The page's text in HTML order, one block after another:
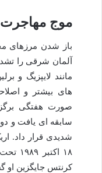
موج
باز شدن مرزهای
آلمان شرقی را
مانند لایپزیگ و
های بیشتر و
صورت هفتگی
سابقه ای یافت و
شدیدی قرار داد.
۱۸
کرنتس جایگزین او